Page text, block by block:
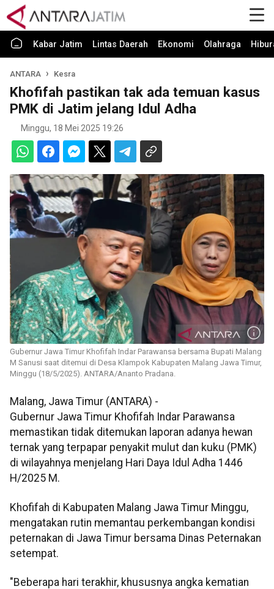
Kabar Jatim Lintas Daerah Ekonomi Olahraga
ANTARA Kesra
Khofifah pastikan tak ada temuan kasus
PMK di Jatim jelang Idul Adha
Minggu, 18 Mei 2025 19:26
Gubernur Jawa Timur Khofifah Indar Parawansa bersama Bupati Malang
M Sanusi saat ditemui di Desa Klampok Kabupaten Malang Jawa Timur,
Minggu (18/5/2025). ANTARA/Ananto Pradana.
Malang, Jawa Timur (ANTARA) -
Gubernur Jawa Timur Khofifah Indar Parawansa
memastikan tidak ditemukan laporan adanya hewan
ternak yang terpapar penyakit mulut dan kuku (PMK)
di wilayahnya menjelang Hari Daya Idul Adha 1446
H/2025 M.
Khofifah di Kabupaten Malang Jawa Timur Minggu,
mengatakan rutin memantau perkembangan kondisi
peternakan di Jawa Timur bersama Dinas Peternakan
setempat.
"Beberapa hari terakhir, khususnya angka kematian